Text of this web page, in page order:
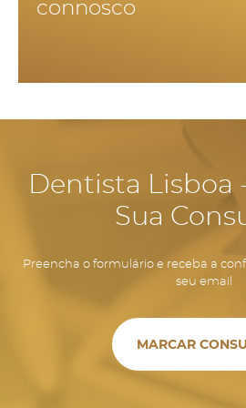
mínimo 2 vezes por dia, fio dentário
connosco
Dentista Lisboa
Sua
Preencha o formulário e receba a
seu email
MARCAR